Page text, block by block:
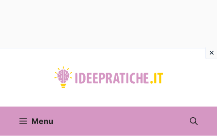
Menu